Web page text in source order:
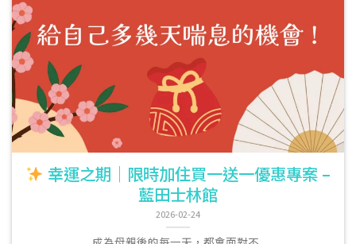
幸運之期｜限時加住買一送一優惠專案 –
藍田士林館
2026-02-24